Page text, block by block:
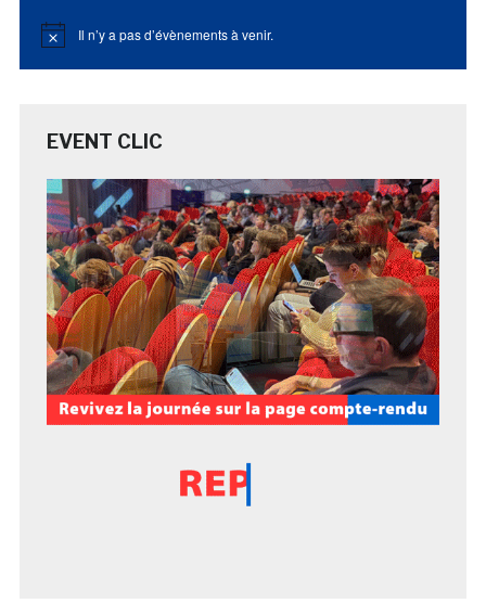
Notice Il n’y a pas d’évènements à venir.
EVENT CLIC